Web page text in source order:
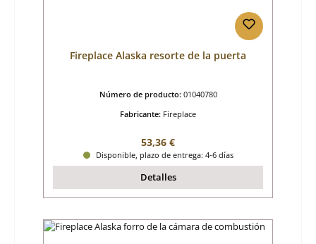
Fireplace Alaska resorte de la puerta
Número de producto: 01040780
Fabricante: Fireplace
Precio normal:
53,36 €
Disponible, plazo de entrega: 4-6 días
Detalles